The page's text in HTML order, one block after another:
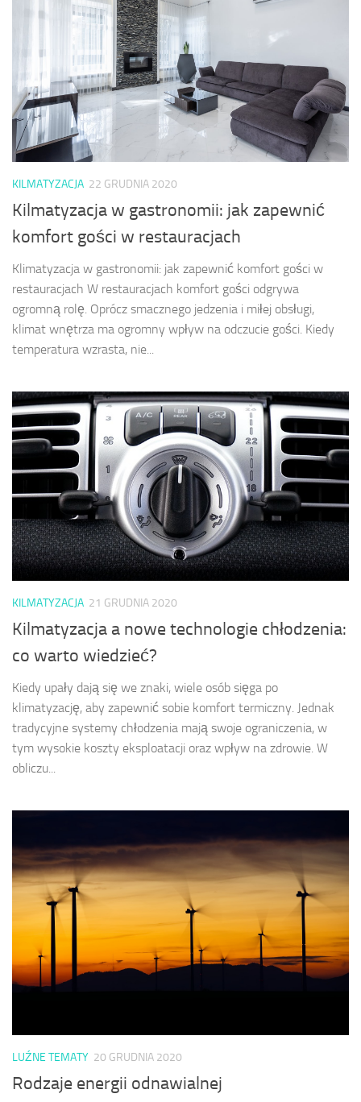
KILMATYZACJA 22 GRUDNIA 2020
Kilmatyzacja w gastronomii: jak zapewnić
komfort gości w restauracjach
Klimatyzacja w gastronomii: jak zapewnić komfort gości w
restauracjach W restauracjach komfort gości odgrywa
ogromną rolę. Oprócz smacznego jedzenia i miłej obsługi,
klimat wnętrza ma ogromny wpływ na odczucie gości. Kiedy
temperatura wzrasta, nie...
KILMATYZACJA 21 GRUDNIA 2020
Kilmatyzacja a nowe technologie chłodzenia:
co warto wiedzieć?
Kiedy upały dają się we znaki, wiele osób sięga po
klimatyzację, aby zapewnić sobie komfort termiczny. Jednak
tradycyjne systemy chłodzenia mają swoje ograniczenia, w
tym wysokie koszty eksploatacji oraz wpływ na zdrowie. W
obliczu...
LUŹNE TEMATY 20 GRUDNIA 2020
Rodzaje energii odnawialnej